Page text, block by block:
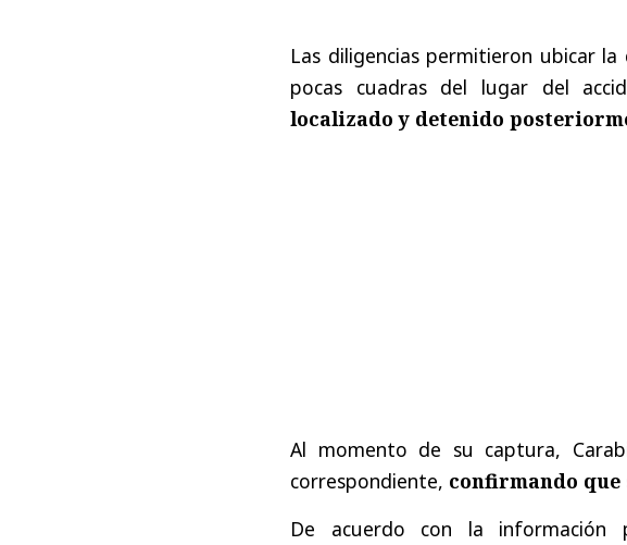
Las diligencias permitieron ubicar
pocas cuadras del lugar del
localizado y detenido
Al momento de su captura,
correspondiente, confirmando que
De acuerdo con la información